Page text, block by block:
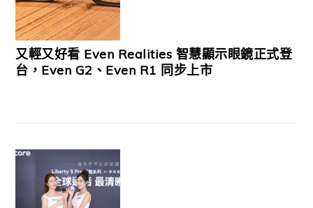
又輕又好看 Even Realities 智慧顯示眼鏡正式登
台，Even G2、Even R1 同步上市